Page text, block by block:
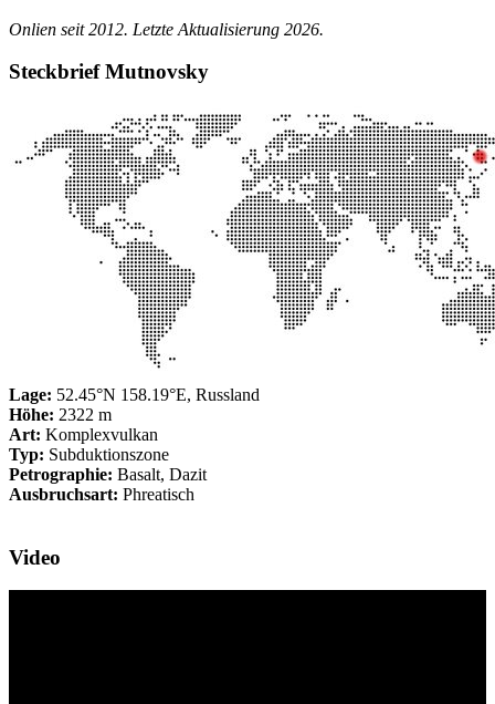
Onlien seit 2012. Letzte Aktualisierung 2026.
Steckbrief Mutnovsky
Lage: 52.45°N 158.19°E, Russland
Höhe: 2322 m
Art: Komplexvulkan
Typ: Subduktionszone
Petrographie: Basalt, Dazit
Ausbruchsart: Phreatisch
Video